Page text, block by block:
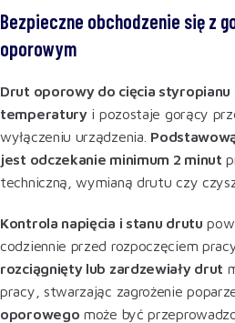
Bezpieczne obchodzenie się z
oporowym
Drut oporowy do cięcia
temperaturyi pozostaje gorący
wyłączeniu urządzenia.
jest odczekanie minimum 2 minut
techniczną, wymianą drutu czy
Kontrola napięcia i stanu drutu
codziennie przed rozpoczęciem
rozciągnięty lub zardzewiały drut
pracy, stwarzając zagrożenie
oporowego może być